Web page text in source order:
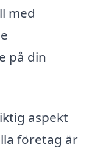
med
på din
aspekt
företag är